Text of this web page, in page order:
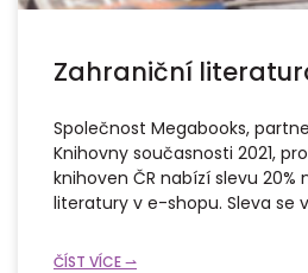
Zahraniční
Společnost Megabooks,
Knihovny současnosti 2021,
knihoven ČR nabízí slevu
literatury v e-shopu. Sleva se
ČÍST VÍCE ⇀